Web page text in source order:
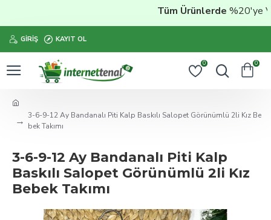
Tüm Ürünlerde%20'ye
GIRIŞ KAYIT OL
0 0
3-6-9-12 Ay Bandanalı Piti Kalp Baskılı Salopet Görünümlü 2li Kız Be
bek Takımı
3-6-9-12 Ay Bandanalı Piti Kalp
Baskılı Salopet Görünümlü 2li Kız
Bebek Takımı